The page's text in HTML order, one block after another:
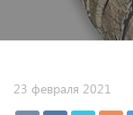
23 февраля 2021